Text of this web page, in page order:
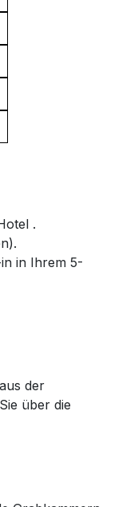
.
in Ihrem 5-
der
über die